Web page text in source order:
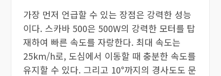
가장 먼저 언급할 수 있는 장점은 강력한 성능
이다. 스카바 500은 500W의 강력한 모터를 탑
재하여 빠른 속도를 자랑한다. 최대 속도는
25km/h로, 도심에서 이동할 때 충분한 속도를
유지할 수 있다. 그리고 10°까지의 경사도도 문